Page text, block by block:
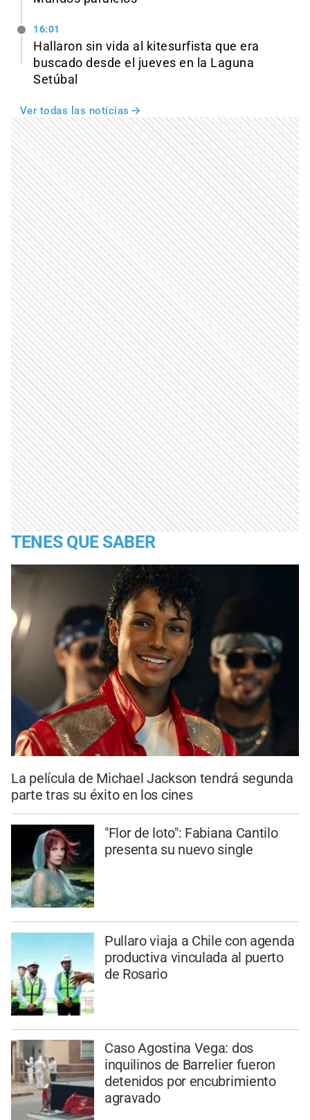
16:01
Hallaron sin vida al kitesurfista que era
buscado desde el jueves en la Laguna
Setúbal
Ver todas las noticias
TENES QUE SABER
La película de Michael Jackson tendrá segunda
parte tras su éxito en los cines
"Flor de loto": Fabiana Cantilo
presenta su nuevo single
Pullaro viaja a Chile con agenda
productiva vinculada al puerto
de Rosario
Caso Agostina Vega: dos
inquilinos de Barrelier fueron
detenidos por encubrimiento
agravado